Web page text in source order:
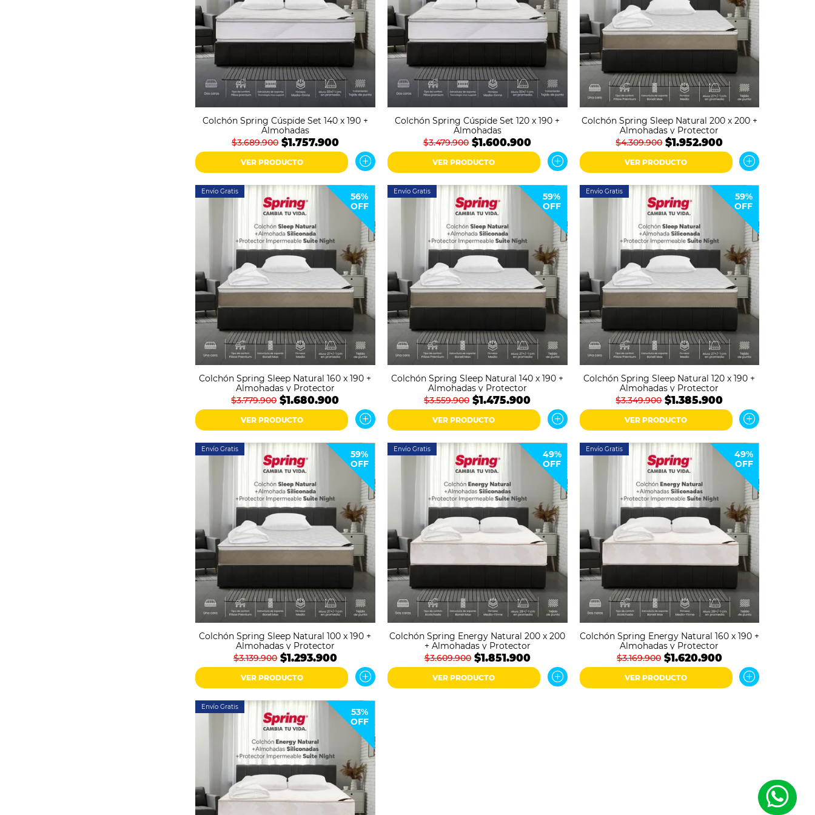
Colchón Spring Cúspide Set 140 x 190 +
Almohadas
$3.689.900 $1.757.900
VER PRODUCTO
Colchón Spring Cúspide Set 120 x 190 +
Almohadas
$3.479.900 $1.600.900
VER PRODUCTO
Colchón Spring Sleep Natural 200 x 200 +
Almohadas y Protector
$4.309.900 $1.952.900
VER PRODUCTO
Envío Gratis
56%
OFF
Colchón Spring Sleep Natural 160 x 190 +
Almohadas y Protector
$3.779.900 $1.680.900
VER PRODUCTO
Envío Gratis
59%
OFF
Colchón Spring Sleep Natural 140 x 190 +
Almohadas y Protector
$3.559.900 $1.475.900
VER PRODUCTO
Envío Gratis
59%
OFF
Colchón Spring Sleep Natural 120 x 190 +
Almohadas y Protector
$3.349.900 $1.385.900
VER PRODUCTO
Envío Gratis
59%
OFF
Colchón Spring Sleep Natural 100 x 190 +
Almohadas y Protector
$3.139.900 $1.293.900
VER PRODUCTO
Envío Gratis
49%
OFF
Colchón Spring Energy Natural 200 x 200
+ Almohadas y Protector
$3.609.900 $1.851.900
VER PRODUCTO
Envío Gratis
49%
OFF
Colchón Spring Energy Natural 160 x 190 +
Almohadas y Protector
$3.169.900 $1.620.900
VER PRODUCTO
Envío Gratis
53%
OFF